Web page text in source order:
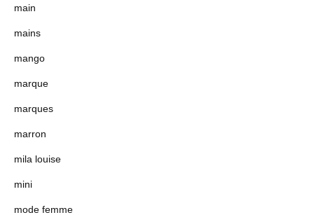
main
mains
mango
marque
marques
marron
mila louise
mini
mode femme